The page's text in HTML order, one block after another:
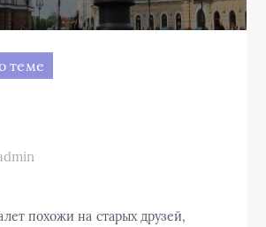
теме
похожи на старых друзей,